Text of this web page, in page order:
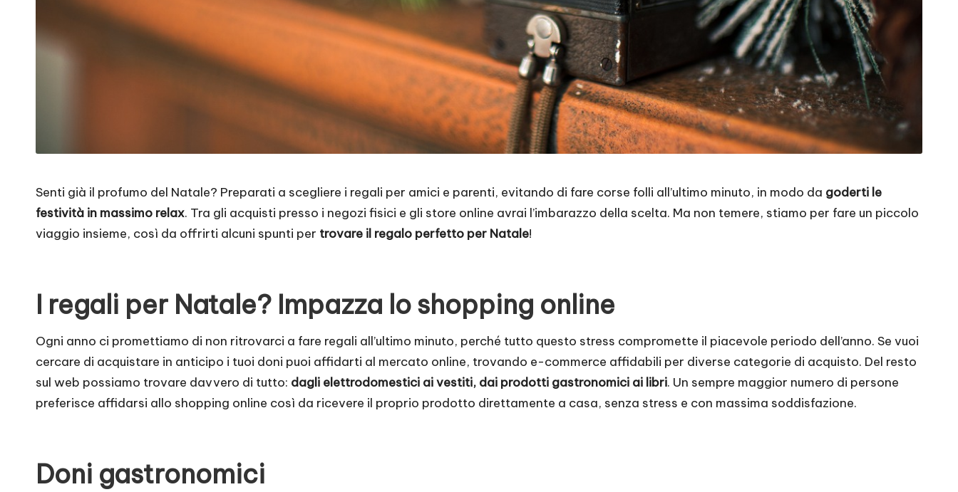
Senti già il profumo del Natale? Preparati a scegliere i regali per amici e parenti, evitando di fare corse folli all’ultimo minuto, in modo da goderti le
festività in massimo relax. Tra gli acquisti presso i negozi fisici e gli store online avrai l’imbarazzo della scelta. Ma non temere, stiamo per fare un piccolo
viaggio insieme, così da offrirti alcuni spunti per trovare il regalo perfetto per Natale!
I regali per Natale? Impazza lo shopping online
Ogni anno ci promettiamo di non ritrovarci a fare regali all’ultimo minuto, perché tutto questo stress compromette il piacevole periodo dell’anno. Se vuoi
cercare di acquistare in anticipo i tuoi doni puoi affidarti al mercato online, trovando e-commerce affidabili per diverse categorie di acquisto. Del resto
sul web possiamo trovare davvero di tutto: dagli elettrodomestici ai vestiti, dai prodotti gastronomici ai libri. Un sempre maggior numero di persone
preferisce affidarsi allo shopping online così da ricevere il proprio prodotto direttamente a casa, senza stress e con massima soddisfazione.
Doni gastronomici